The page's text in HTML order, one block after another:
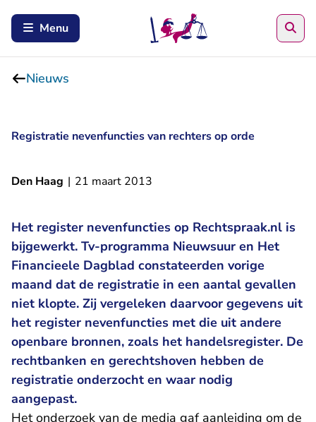
Menu
Nieuws
Registratie nevenfuncties van rechters op orde
Den Haag | 21 maart 2013
Het register nevenfuncties op Rechtspraak.nl is
bijgewerkt. Tv-programma Nieuwsuur en Het
Financieele Dagblad constateerden vorige
maand dat de registratie in een aantal gevallen
niet klopte. Zij vergeleken daarvoor gegevens uit
het register nevenfuncties met die uit andere
openbare bronnen, zoals het handelsregister. De
rechtbanken en gerechtshoven hebben de
registratie onderzocht en waar nodig
aangepast.
Het onderzoek van de media gaf aanleiding om de